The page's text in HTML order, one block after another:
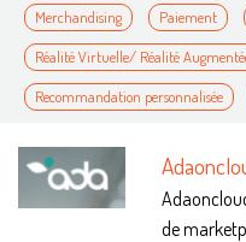
Merchandising Paiement
Réalité Virtuelle/ Réalité
Recommandation personnalisée
de